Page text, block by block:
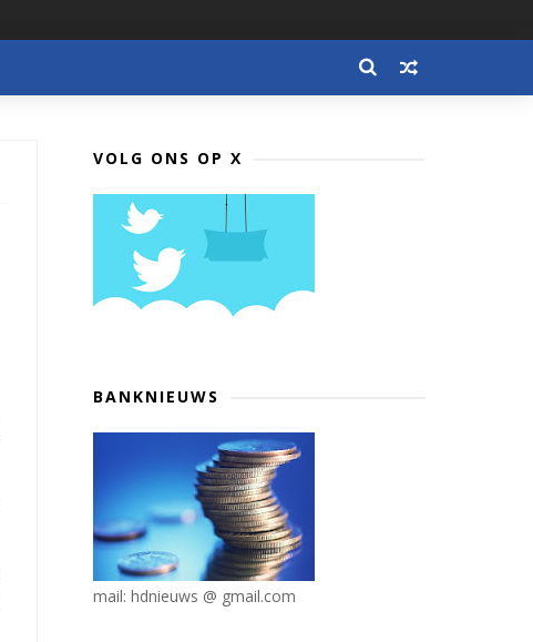
VOLG ONS OP X
BANKNIEUWS
mail: hdnieuws @ gmail.com